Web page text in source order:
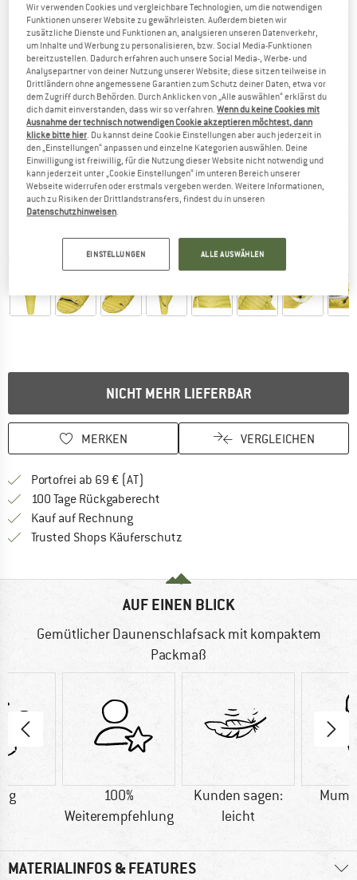
NICHT MEHR LIEFERBAR
MERKEN VERGLEICHEN
Portofrei ab 69 € (AT)
100 Tage Rückgaberecht
Kauf auf RechnungFinde die Zahlungs-Infos hier! Öffnet
Trusted Shops Käuferschutz
AUF EINEN BLICK
Gemütlicher Daunenschlafsack mit kompaktem
Packmaß
g
100%
Weiterempfehlung
Kunden sagen:
leicht
MATERIALINFOS & FEATURES
Wir verwenden Cookies und vergleichbare Technologien, um die notwendigen
Funktionen unserer Website zu gewährleisten. Außerdem bieten wir
zusätzliche Dienste und Funktionen an, analysieren unseren Datenverkehr,
um Inhalte und Werbung zu personalisieren, bzw. Social Media-Funktionen
bereitzustellen. Dadurch erfahren auch unsere Social Media-, Werbe- und
Analysepartner von deiner Nutzung unserer Website; diese sitzen teilweise in
Drittländern ohne angemessene Garantien zum Schutz deiner Daten, etwa vor
dem Zugriff durch Behörden. Durch Anklicken von „Alle auswählen“ erklärst du
dich damit einverstanden, dass wir so verfahren.Wenn du keine Cookies mit
Ausnahme der technisch notwendigen Cookie akzeptieren möchtest, dann
klicke bitte hier . Du kannst deine Cookie Einstellungen aber auch jederzeit in
den „Einstellungen“ anpassen und einzelne Kategorien auswählen. Deine
Einwilligung ist freiwillig, für die Nutzung dieser Website nicht notwendig und
kann jederzeit unter „Cookie Einstellungen“ im unteren Bereich unserer
Webseite widerrufen oder erstmals vergeben werden. Weitere Informationen,
auch zu Risiken der Drittlandstransfers, findest du in unseren
Datenschutzhinweisen
EINSTELLUNGEN ALLE AUSWÄHLEN